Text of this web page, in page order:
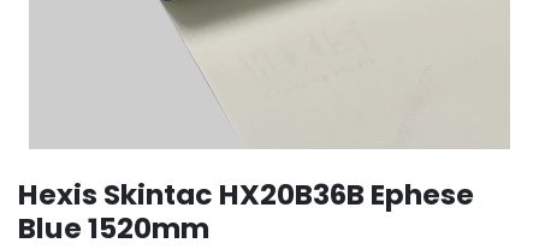
Hexis Skintac HX20B36B Ephese
Blue 1520mm